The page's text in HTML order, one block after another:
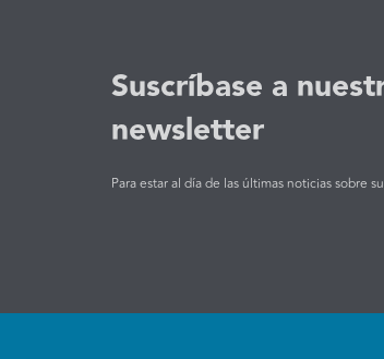
Suscríbase a
newsletter
Para estar al día de las últimas noticias sobre